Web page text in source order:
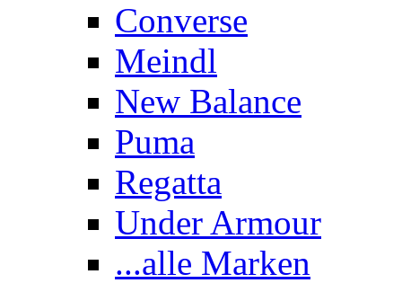
Converse
Meindl
New Balance
Puma
Regatta
Under Armour
...alle Marken